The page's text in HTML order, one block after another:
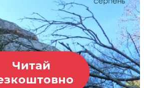
Читай